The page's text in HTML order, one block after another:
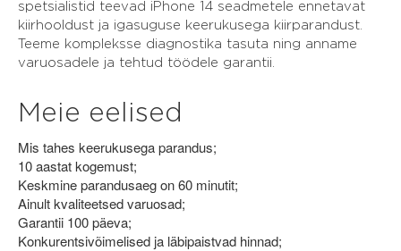
spetsialistid teevad iPhone 14 seadmetele ennetavat
kiirhooldust ja igasuguse keerukusega kiirparandust.
Teeme kompleksse diagnostika tasuta ning anname
varuosadele ja tehtud töödele garantii.
Meie eelised
Mis tahes keerukusega parandus;
10 aastat kogemust;
Keskmine parandusaeg on 60 minutit;
Ainult kvaliteetsed varuosad;
Garantii 100 päeva;
Konkurentsivõimelised ja läbipaistvad hinnad;